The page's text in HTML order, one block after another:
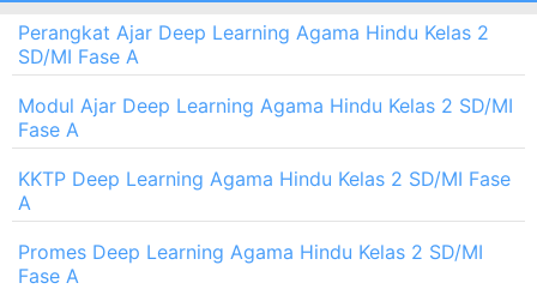
Perangkat Ajar Deep Learning Agama Hindu Kelas 2
SD/MI Fase A
Modul Ajar Deep Learning Agama Hindu Kelas 2 SD/MI
Fase A
KKTP Deep Learning Agama Hindu Kelas 2 SD/MI Fase
A
Promes Deep Learning Agama Hindu Kelas 2 SD/MI
Fase A